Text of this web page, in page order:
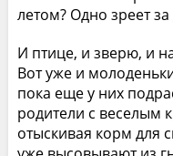
летом? Одно зреет
И птице, и зверю, и
Вот уже и
пока еще у них
родители с веселым
отыскивая корм для